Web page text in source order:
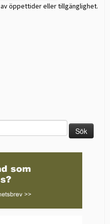
öppettider eller tillgänglighet.